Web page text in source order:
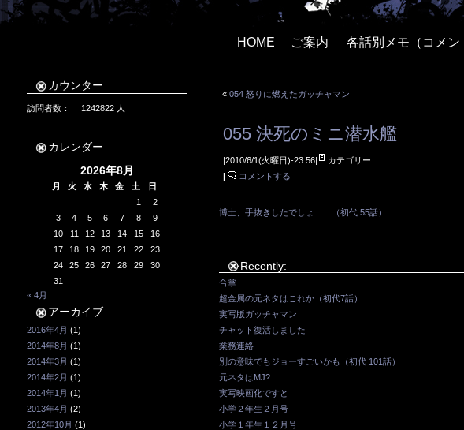
HOME ご案内 各話別メモ（コメン
カウンター
訪問者数： 1242822人
カレンダー
2026年8月
月 火 水 木 金 土
日
1
2
3
4 5 6 7 8
9
10
11 12 13 14 15
16
17
18 19 20 21 22
23
24
25 26 27 28 29
30
31
« 4月
アーカイブ
2016年4月 (1)
2014年8月 (1)
2014年3月 (1)
2014年2月 (1)
2014年1月 (1)
2013年4月 (2)
2012年10月 (1)
« 054 怒りに燃えたガッチャマン
055 決死のミニ潜水艦
|2010/6/1(火曜日)-23:56|
カテゴリー:
|
コメントする
博士、手抜きしたでしょ……（初代 55話）
Recently:
合掌
超金属の元ネタはこれか（初代7話）
実写版ガッチャマン
チャット復活しました
業務連絡
別の意味でもジョーすごいかも（初代 101話）
元ネタはMJ?
実写映画化ですと
小学２年生２月号
小学１年生１２月号